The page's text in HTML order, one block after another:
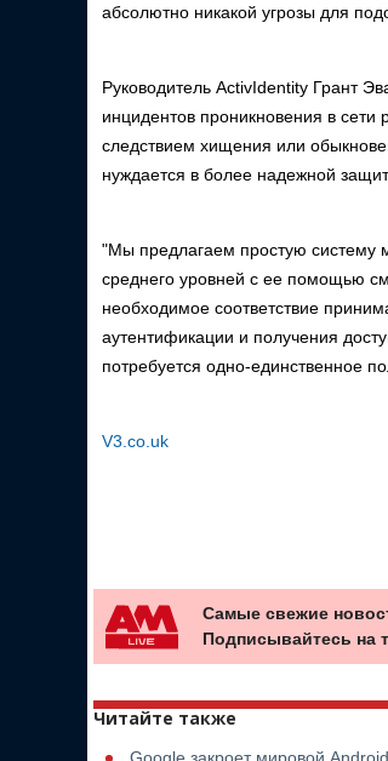
абсолютно никакой угрозы для
Руководитель ActivIdentity Грант
инцидентов проникновения в
следствием хищения или
нуждается в более надежной
"Мы предлагаем простую систему
среднего уровней с ее помощью
необходимое соответствие
аутентификации и получения
потребуется одно-единственное
V3.co.uk
Самые свежие
Подписывайтесь на
Читайте также
Google закроет мировой